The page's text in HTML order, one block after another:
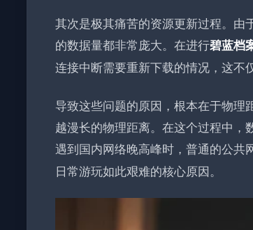
其次是极其痛苦的资源更新过程。由
的数据量都非常庞大。在进行碧蓝档
连接中断需要重新下载的情况，这不
导致这些问题的原因，根本在于物理
越漫长的物理距离。在这个过程中
遇到国内网络晚高峰时，普通的公共
日常游玩如此艰难的核心原因。